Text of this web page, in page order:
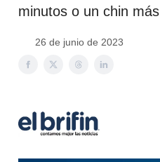
minutos o un chin más
26 de junio de 2023